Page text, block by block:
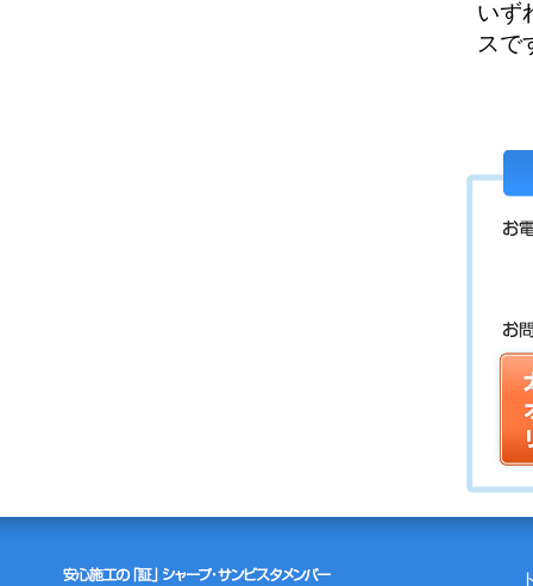
いず
スで